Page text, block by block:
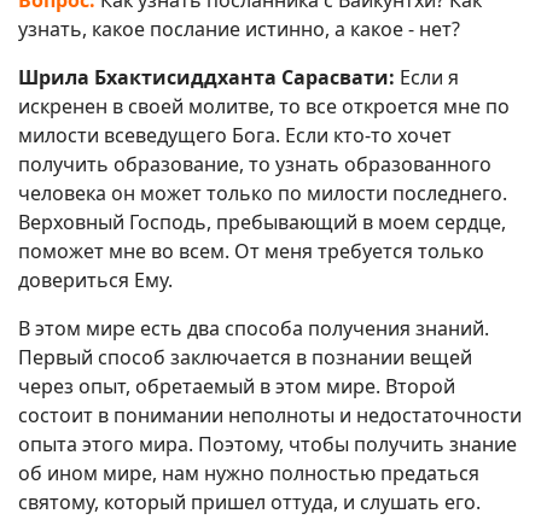
узнать, какое послание истинно, а какое - нет?
Шрила Бхактисиддханта Сарасвати: Если я
искренен в своей молитве, то все откроется мне по
милости всеведущего Бога. Если кто-то хочет
получить образование, то узнать образованного
человека он может только по милости последнего.
Верховный Господь, пребывающий в моем сердце,
поможет мне во всем. От меня требуется только
довериться Ему.
В этом мире есть два способа получения знаний.
Первый способ заключается в познании вещей
через опыт, обретаемый в этом мире. Второй
состоит в понимании неполноты и недостаточности
опыта этого мира. Поэтому, чтобы получить знание
об ином мире, нам нужно полностью предаться
святому, который пришел оттуда, и слушать его.